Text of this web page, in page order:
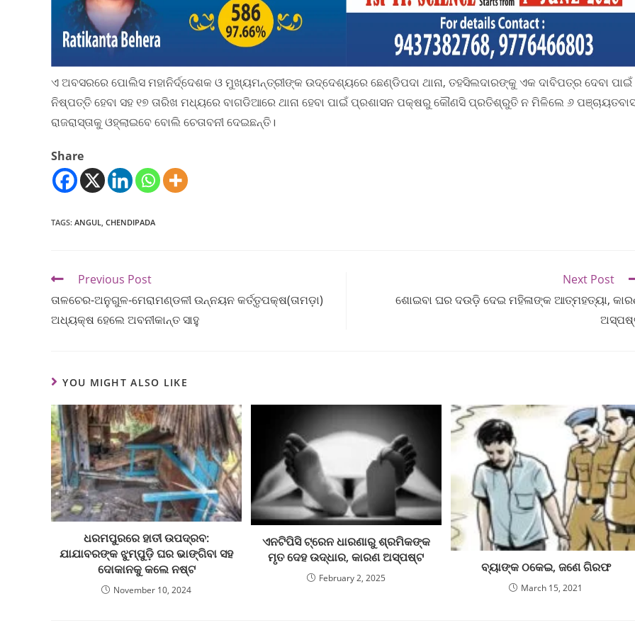
ଏ ଅବସରରେ ପୋଲିସ ମହାନିର୍ଦ୍ଦେଶକ ଓ ମୁଖ୍ୟମନ୍ତ୍ରୀଙ୍କ ଉଦ୍ଦେଶ୍ୟରେ ଛେଣ୍ଡିପଦା ଥାନା, ତହସିଲଦାରଙ୍କୁ ଏକ ଦାବିପତ୍ର ଦେବା ପାଇଁ
ନିଷ୍ପତ୍ତି ହେବା ସହ ୧୭ ତାରିଖ ମଧ୍ୟରେ ବାଗଡିଆରେ ଥାନା ହେବା ପାଇଁ ପ୍ରଶାସନ ପକ୍ଷରୁ କୌଣସି ପ୍ରତିଶ୍ରୁତି ନ ମିଳିଲେ ୬
ରାଜରାସ୍ତାକୁ ଓହ୍ଲାଇବେ ବୋଲି ଚେତାବନୀ ଦେଇଛନ୍ତି।
Share
TAGS: ANGUL, CHENDIPADA
Previous Post
ତାଳଚେର-ଅନୁଗୁଳ-ମେରାମଣ୍ଡଳୀ ଉନ୍ନୟନ କର୍ତ୍ତୃପକ୍ଷ(ତାମଡ଼ା)
ଅଧ୍ୟକ୍ଷ ହେଲେ ଅବନୀକାନ୍ତ ସାହୁ
Next Post
ଶୋଇବା ଘର ଦଉଡ଼ି ଦେଇ ମହିଳାଙ୍କ ଆତ୍ମହତ୍ୟା,
YOU MIGHT ALSO LIKE
ଧରମପୁରରେ ହାତୀ ଉପଦ୍ରବ:
ଯାଯାବରଙ୍କ ଝୁମ୍ପୁଡ଼ି ଘର ଭାଙ୍ଗିବା ସହ
ଦୋକାନକୁ କଲେ ନଷ୍ଟ
November 10, 2024
ଏନଟିପିସି ଟ୍ରେନ ଧାରଣାରୁ ଶ୍ରମିକଙ୍କ
ମୃତ ଦେହ ଉଦ୍ଧାର, କାରଣ ଅସ୍ପଷ୍ଟ
February 2, 2025
ବ୍ୟାଙ୍କ ଠକେଇ, ଜଣେ ଗିରଫ
March 15, 2021